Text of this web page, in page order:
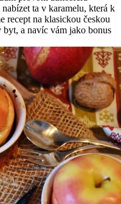
ta v karamelu, která k
recept na klasickou českou
a navíc vám jako bonus